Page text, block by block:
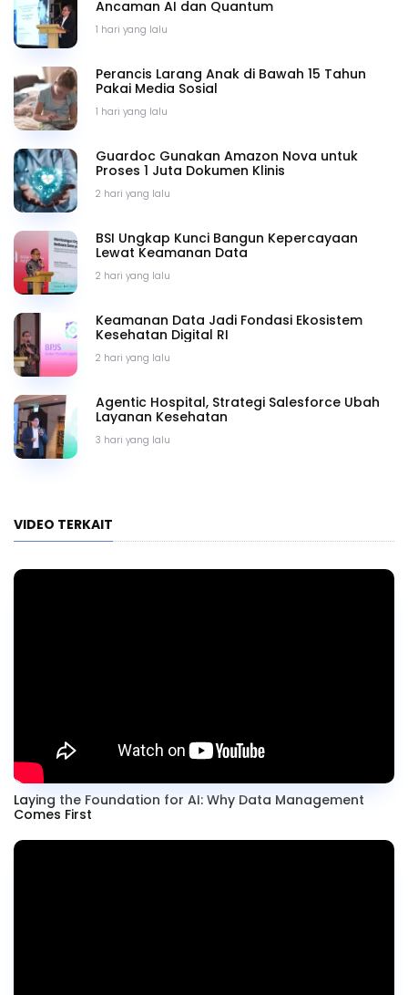
1 hari yang lalu
Ancaman AI dan Quantum
1 hari yang lalu
Perancis Larang Anak di Bawah 15 Tahun
Pakai Media Sosial
2 hari yang lalu
Guardoc Gunakan Amazon Nova untuk
Proses 1 Juta Dokumen Klinis
2 hari yang lalu
BSI Ungkap Kunci Bangun Kepercayaan
Lewat Keamanan Data
2 hari yang lalu
Keamanan Data Jadi Fondasi Ekosistem
Kesehatan Digital RI
3 hari yang lalu
Agentic Hospital, Strategi Salesforce Ubah
Layanan Kesehatan
VIDEO TERKAIT
Laying the Foundation for AI: Why Data Management
Comes First